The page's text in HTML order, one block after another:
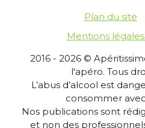
Plan du site
Mentions
2016 - 2026 ©
l'apéro. Tous
L’abus d’alcool est
consommer
Nos publications sont
et non des